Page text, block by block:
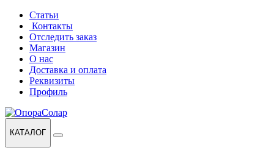
Перейти
навигации
Перейти
содержанию
Статьи
Контакты
Отследить заказ
Магазин
О нас
Доставка и оплата
Реквизиты
Профиль
КАТАЛОГ